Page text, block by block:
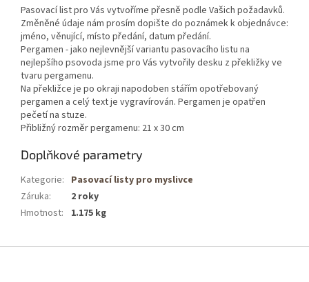
Pasovací list pro Vás vytvoříme přesně podle Vašich požadavků.
Změněné údaje nám prosím dopište do poznámek k objednávce:
jméno, věnující, místo předání, datum předání.
Pergamen - jako nejlevnější variantu pasovacího listu na
nejlepšího psovoda jsme pro Vás vytvořily desku z překližky ve
tvaru pergamenu.
Na překližce je po okraji napodoben stářím opotřebovaný
pergamen a celý text je vygravírován. Pergamen je opatřen
pečetí na stuze.
Přibližný rozměr pergamenu: 21 x 30 cm
Doplňkové parametry
Kategorie: Pasovací listy pro myslivce
Záruka:
2 roky
Hmotnost: 1.175 kg